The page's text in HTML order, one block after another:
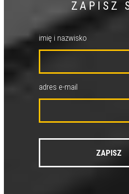
ZAPISZ
imię i nazwisko
adres e-mail